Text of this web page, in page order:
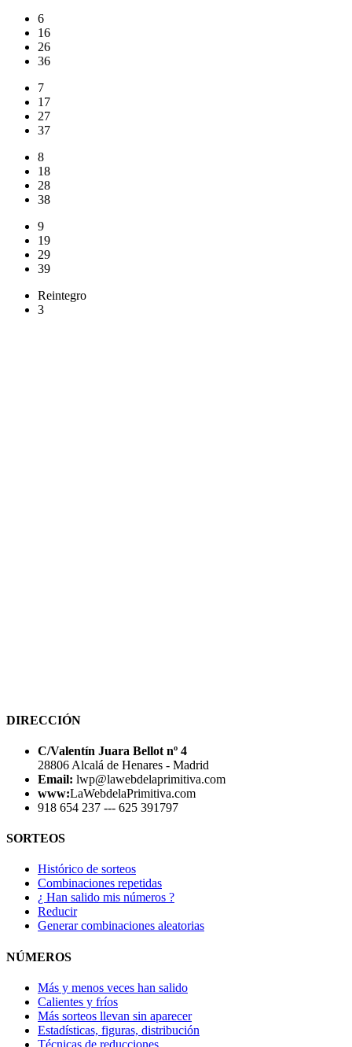
6
16
26
36
7
17
27
37
8
18
28
38
9
19
29
39
Reintegro
3
DIRECCIÓN
C/Valentín Juara Bellot nº 4
28806 Alcalá de Henares - Madrid
Email: lwp@lawebdelaprimitiva.com
www:LaWebdelaPrimitiva.com
918 654 237 --- 625 391797
SORTEOS
Histórico de sorteos
Combinaciones repetidas
¿ Han salido mis números ?
Reducir
Generar combinaciones aleatorias
NÚMEROS
Más y menos veces han salido
Calientes y fríos
Más sorteos llevan sin aparecer
Estadísticas, figuras, distribución
Técnicas de reducciones